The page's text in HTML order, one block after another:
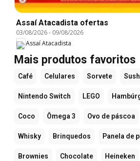
Assaí Atacadista ofertas
03/08/2026- 09/08/2026
Assaí Atacadista
Mais produtos favoritos
Café Celulares Sorvete
Nintendo Switch LEGO
Coco Ômega 3 Ovo de páscoa
Whisky Brinquedos Panela de
Brownies Chocolate Heineken